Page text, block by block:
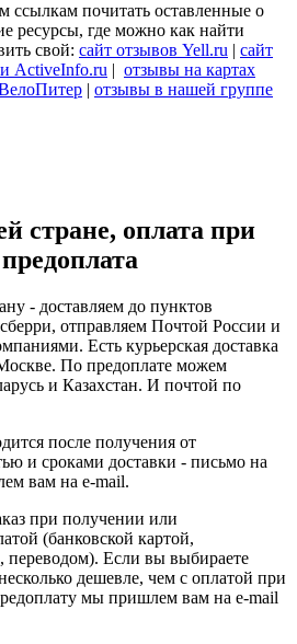
ссылкам почитать оставленные о
ресурсы, где можно как найти
свой: сайт отзывов Yell.ru | сайт
ActiveInfo.ru | отзывы на картах
| отзывы в нашей группе
стране, оплата при
- доставляем до пунктов
отправляем Почтой России и
Есть курьерская доставка
По предоплате можем
и Казахстан. И почтой по
после получения от
и сроками доставки - письмо на
вам на e-mail.
при получении или
(банковской картой,
переводом). Если вы выбираете
дешевле, чем с оплатой при
мы пришлем вам на e-mail